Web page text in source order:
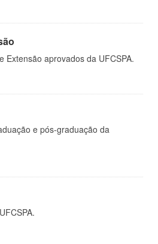
Extensão aprovados da UFCSPA.
e pós-graduação da